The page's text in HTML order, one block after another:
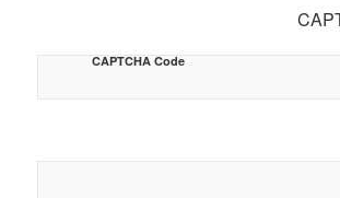
CAPTCHA Code